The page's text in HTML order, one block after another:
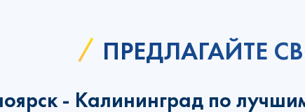
ПРЕДЛАГАЙТЕ
- Калининград по